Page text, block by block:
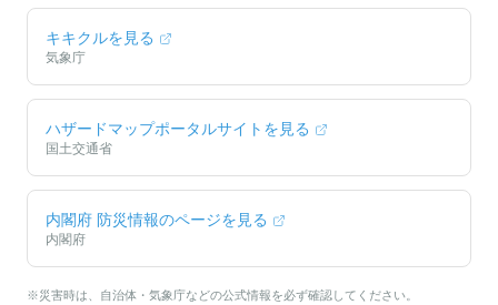
キキクルを見る
気象庁
ハザードマップポータルサイトを見る
国土交通省
内閣府 防災情報のページを見る
内閣府
※災害時は、自治体・気象庁などの公式情報を必ず確認してください。